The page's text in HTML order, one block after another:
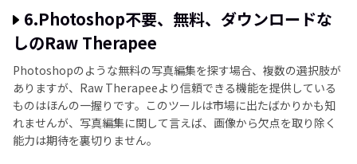
6.Photoshop不要、無料、ダウンロードな
しのRaw Therapee
Photoshopのような無料の写真編集を探す場合、複数の選択肢が
ありますが、Raw Therapeeより信頼できる機能を提供している
ものはほんの一握りです。このツールは市場に出たばかりかも知
れませんが、写真編集に関して言えば、画像から欠点を取り除く
能力は期待を裏切りません。